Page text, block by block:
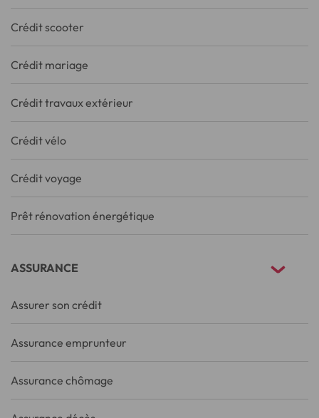
Crédit scooter
Crédit mariage
Crédit travaux extérieur
Crédit vélo
Crédit voyage
Prêt rénovation énergétique
ASSURANCE
Assurer son crédit
Assurance emprunteur
Assurance chômage